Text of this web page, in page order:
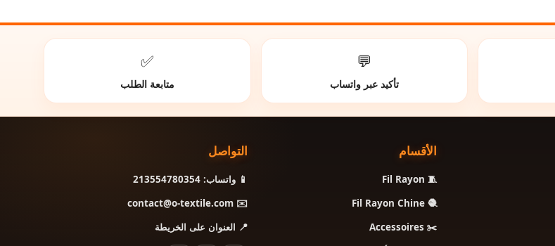
💬
تأكيد عبر واتساب
✅
متابعة الطلب
الأقسام
🧵 Fil Rayon
🧶 Fil Rayon Chine
✂️ Accessoires
التواصل
📱 واتساب: 213554780354
✉️ contact@o-textile.com
📍 العنوان على الخريطة